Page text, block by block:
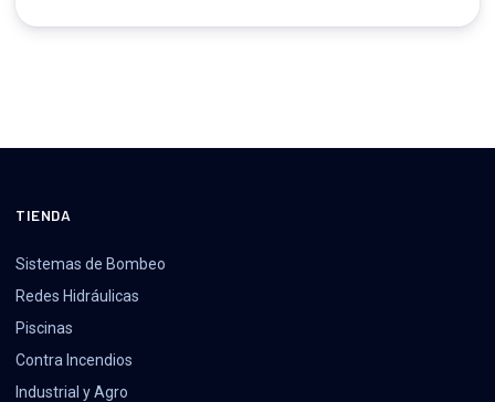
TIENDA
Sistemas de Bombeo
Redes Hidráulicas
Piscinas
Contra Incendios
Industrial y Agro